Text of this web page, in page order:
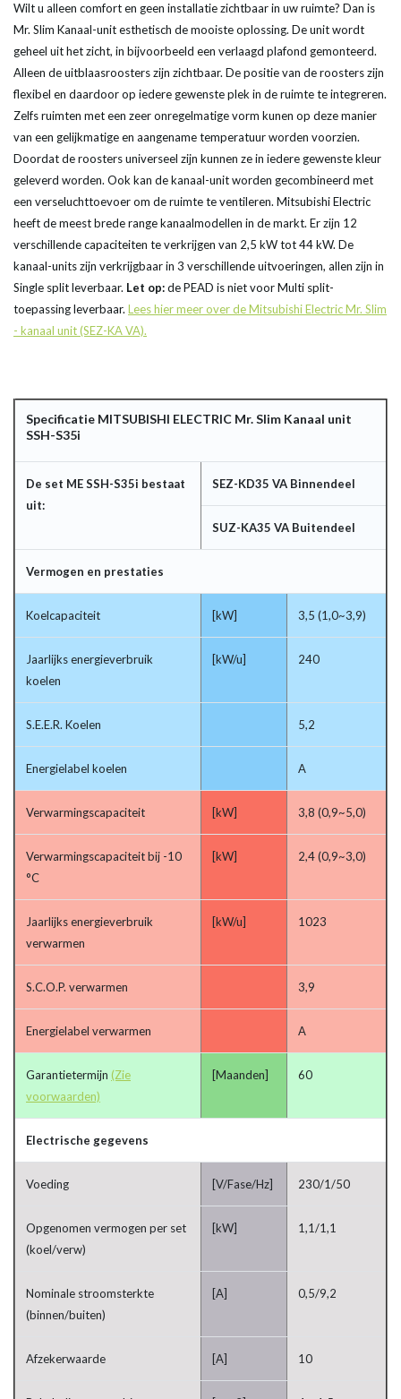
Wilt u alleen comfort en geen installatie zichtbaar in uw ruimte? Dan is
Mr. Slim Kanaal-unit esthetisch de mooiste oplossing. De unit wordt
geheel uit het zicht, in bijvoorbeeld een verlaagd plafond gemonteerd.
Alleen de uitblaasroosters zijn zichtbaar. De positie van de roosters zijn
flexibel en daardoor op iedere gewenste plek in de ruimte te integreren.
Zelfs ruimten met een zeer onregelmatige vorm kunen op deze manier
van een gelijkmatige en aangename temperatuur worden voorzien.
Doordat de roosters universeel zijn kunnen ze in iedere gewenste kleur
geleverd worden. Ook kan de kanaal-unit worden gecombineerd met
een verseluchttoevoer om de ruimte te ventileren. Mitsubishi Electric
heeft de meest brede range kanaalmodellen in de markt. Er zijn 12
verschillende capaciteiten te verkrijgen van 2,5 kW tot 44 kW. De
kanaal-units zijn verkrijgbaar in 3 verschillende uitvoeringen, allen zijn in
Single split leverbaar. Let op:de PEAD is niet voor Multi split-
toepassing leverbaar. Lees hier meer over de Mitsubishi Electric Mr. Slim
- kanaal unit (SEZ-KA VA).
Specificatie MITSUBISHI ELECTRIC Mr. Slim Kanaal unit
SSH-S35i
De set ME SSH-S35i bestaat
uit:
SEZ-KD35 VA Binnendeel
SUZ-KA35 VA Buitendeel
Vermogen en prestaties
Koelcapaciteit [kW] 3,5 (1,0~3,9)
Jaarlijks energieverbruik
koelen
[kW/u] 240
S.E.E.R. Koelen 5,2
Energielabel koelen A
Verwarmingscapaciteit [kW] 3,8 (0,9~5,0)
Verwarmingscapaciteit bij -10
°C
[kW] 2,4 (0,9~3,0)
Jaarlijks energieverbruik
verwarmen
[kW/u] 1023
S.C.O.P. verwarmen 3,9
Energielabel verwarmen A
Garantietermijn (Zie
voorwaarden)
[Maanden] 60
Electrische gegevens
Voeding [V/Fase/Hz] 230/1/50
Opgenomen vermogen per set
(koel/verw)
[kW] 1,1/1,1
Nominale stroomsterkte
(binnen/buiten)
[A] 0,5/9,2
Afzekerwaarde [A] 10